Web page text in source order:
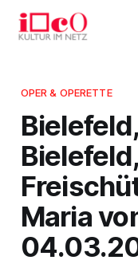
OPER & OPERETTE
Maria